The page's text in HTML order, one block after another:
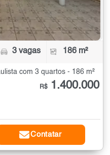
3 vagas 186 m²
com 3 quartos - 186 m²
R$ 1.400.000
Contatar